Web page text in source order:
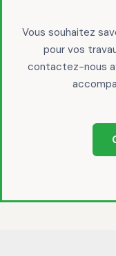
Vous souhaitez
pour vos
contactez-nous